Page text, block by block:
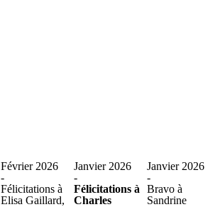
Février 2026
-
Félicitations à
Elisa Gaillard,
Janvier 2026
-
Félicitations à
Charles
Janvier 2026
-
Bravo à
Sandrine